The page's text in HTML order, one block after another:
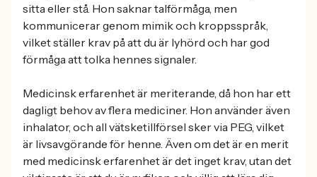
sitta eller stå. Hon saknar talförmåga, men
kommunicerar genom mimik och kroppsspråk,
vilket ställer krav på att du är lyhörd och har god
förmåga att tolka hennes signaler.
Medicinsk erfarenhet är meriterande, då hon har ett
dagligt behov av flera mediciner. Hon använder även
inhalator, och all vätsketillförsel sker via PEG, vilket
är livsavgörande för henne. Även om det är en merit
med medicinsk erfarenhet är det inget krav, utan det